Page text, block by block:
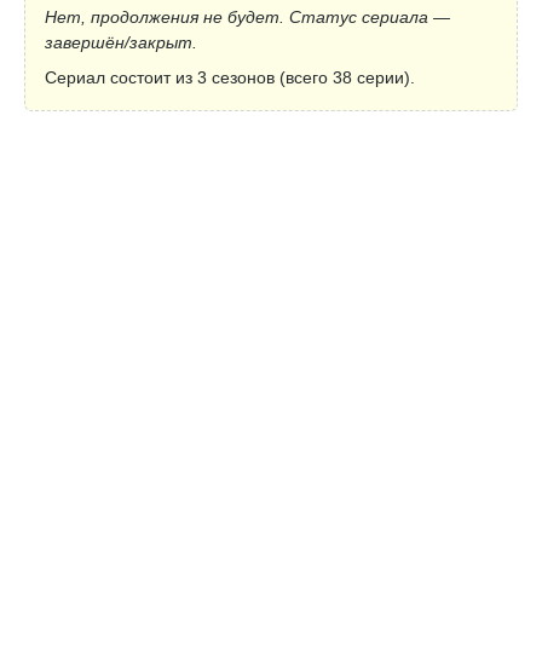
Нет, продолжения не будет. Статус сериала —
завершён/закрыт.
Сериал состоит из 3 сезонов (всего 38 серии).